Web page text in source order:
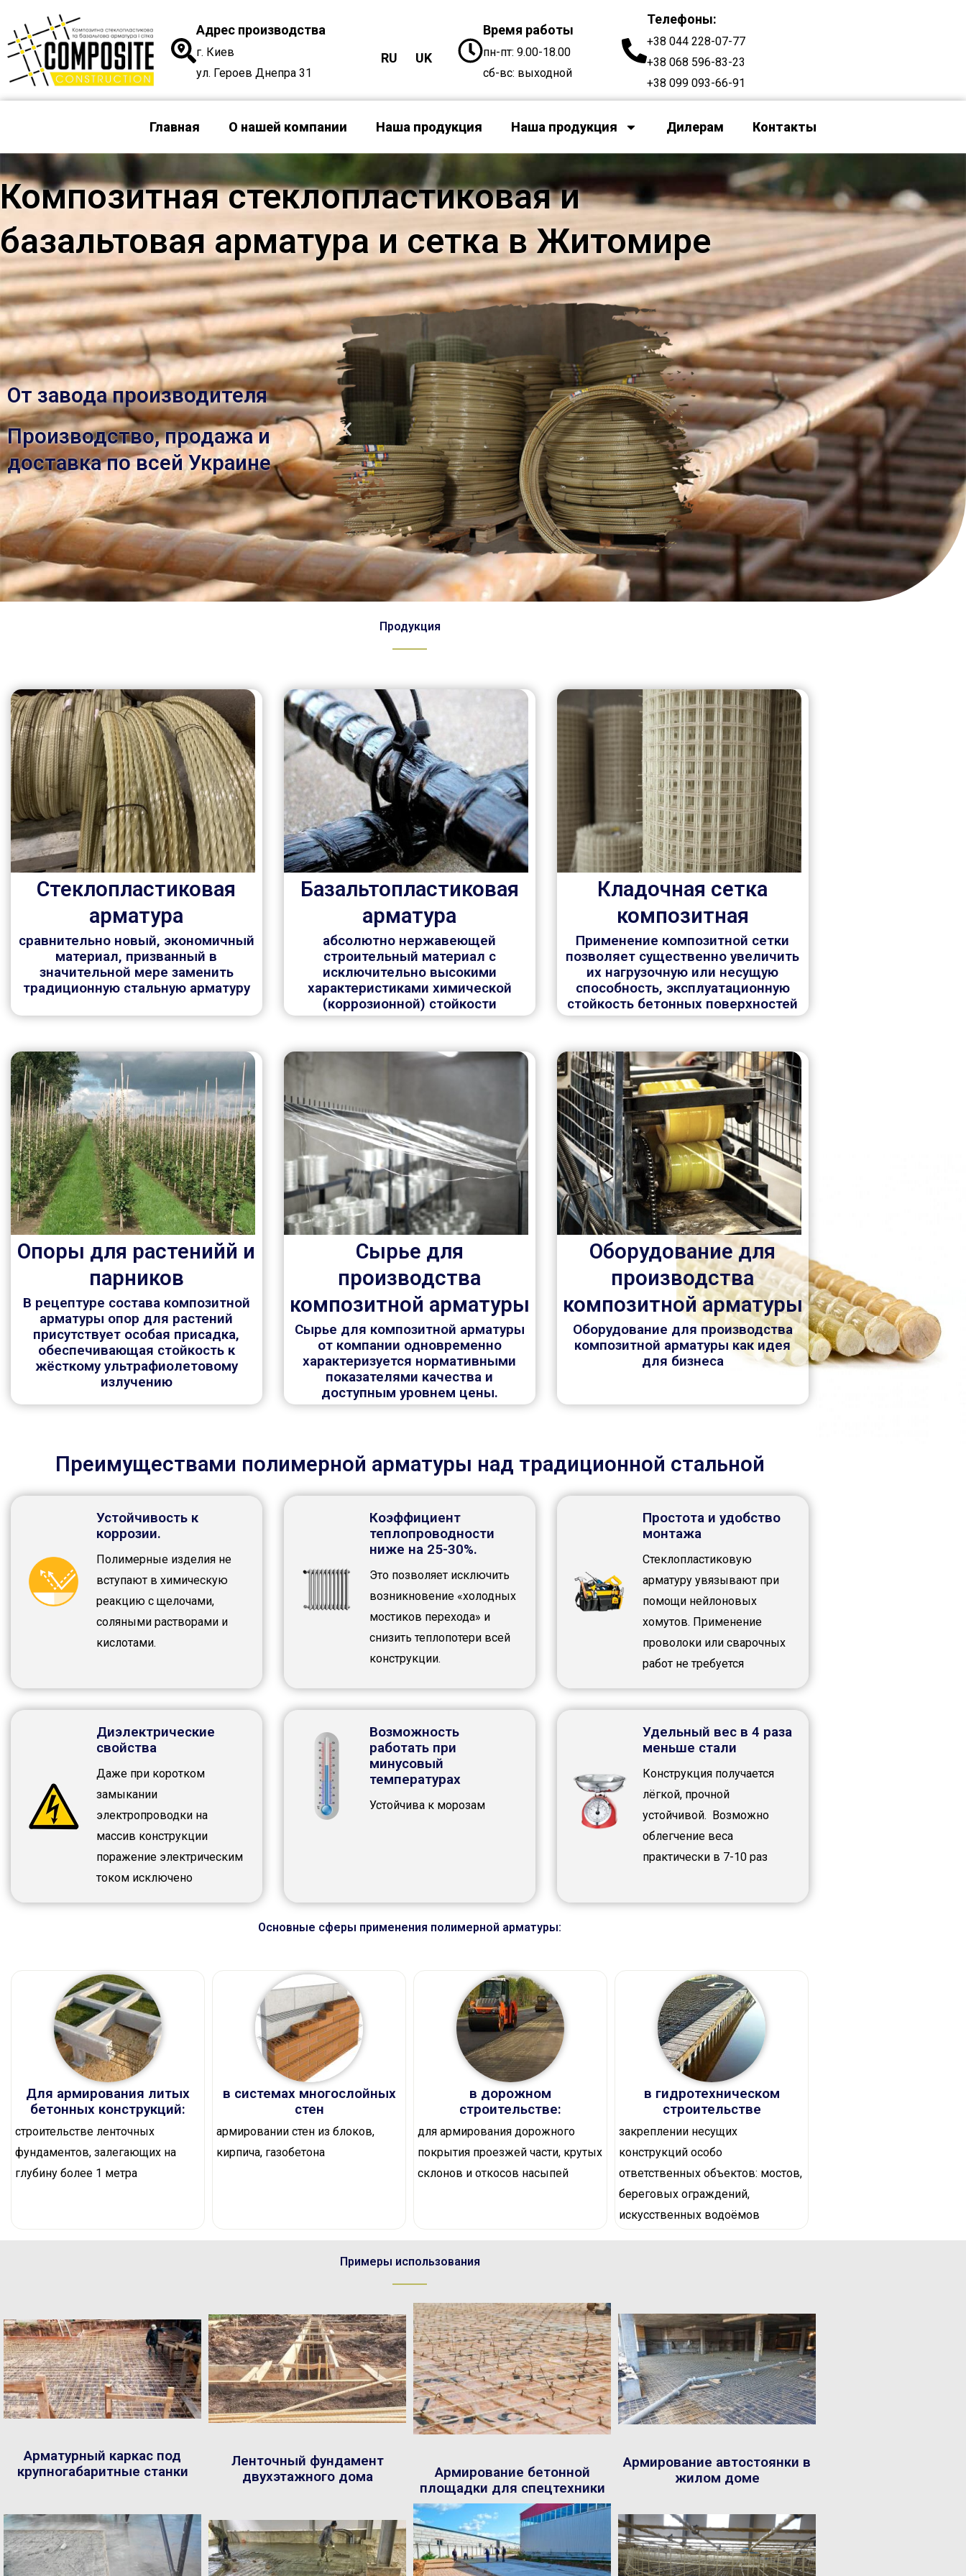
содержимому
Адрес производства
г. Киев
ул. Героев Днепра 31
RU UK
Время работы
пн-пт: 9.00-18.00
сб-вс: выходной
Телефоны:
+38 044 228-07-77
+38 068 596-83-23
+38 099 093-66-91
Главная О нашей компании Наша продукция Наша продукция Дилерам Контакты
Композитная стеклопластиковая и
базальтовая арматура и сетка в Житомире
От завода производителя
Производство, продажа и
доставка по всей Украине
Продукция
Стеклопластиковая
арматура
сравнительно новый, экономичный
материал, призванный в
значительной мере заменить
традиционную стальную арматуру
Базальтопластиковая
арматура
абсолютно нержавеющей
строительный материал с
исключительно высокими
характеристиками химической
(коррозионной) стойкости
Кладочная сетка
композитная
Применение композитной сетки
позволяет существенно увеличить
их нагрузочную или несущую
способность, эксплуатационную
стойкость бетонных поверхностей
Опоры для растенийй и
парников
В рецептуре состава композитной
арматуры опор для растений
присутствует особая присадка,
обеспечивающая стойкость к
жёсткому ультрафиолетовому
излучению
Сырье для
производства
композитной арматуры
Сырье для композитной арматуры
от компании одновременно
характеризуется нормативными
показателями качества и
доступным уровнем цены.
Оборудование для
производства
композитной арматуры
Оборудование для производства
композитной арматуры как идея
для бизнеса
Преимуществами полимерной арматуры над традиционной стальной
Устойчивость к
коррозии.
Полимерные изделия не
вступают в химическую
реакцию с щелочами,
соляными растворами и
кислотами.
Коэффициент
теплопроводности
ниже на 25-30%.
Это позволяет исключить
возникновение «холодных
мостиков перехода» и
снизить теплопотери всей
конструкции.
Простота и удобство
монтажа
Стеклопластиковую
арматуру увязывают при
помощи нейлоновых
хомутов. Применение
проволоки или сварочных
работ не требуется
Диэлектрические
свойства
Даже при коротком
замыкании
электропроводки на
массив конструкции
поражение электрическим
током исключено
Возможность
работать при
минусовый
температурах
Устойчива к морозам
Удельный вес в 4 раза
меньше стали
Конструкция получается
лёгкой, прочной
устойчивой. Возможно
облегчение веса
практически в 7-10 раз
Основные сферы применения полимерной арматуры:
Для армирования литых
бетонных конструкций:
строительстве ленточных
фундаментов, залегающих на
глубину более 1 метра
в системах многослойных
стен
армировании стен из блоков,
кирпича, газобетона
в дорожном
строительстве:
для армирования дорожного
покрытия проезжей части, крутых
склонов и откосов насыпей
в гидротехническом
строительстве
закреплении несущих
конструкций особо
ответственных объектов: мостов,
береговых ограждений,
искусственных водоёмов
Примеры использования
Арматурный каркас под
крупногабаритные станки
Ленточный фундамент
двухэтажного дома
Армирование бетонной
площадки для спецтехники
Армирование автостоянки в
жилом доме